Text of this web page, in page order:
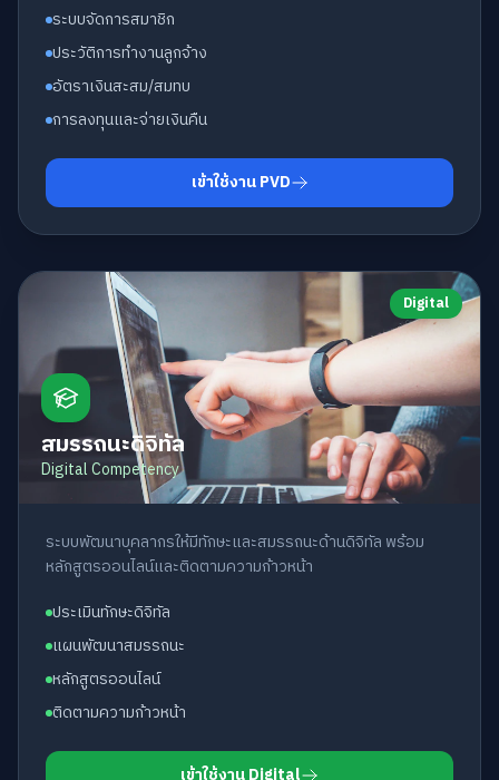
ระบบจัดการสมาชิก
ประวัติการทำงานลูกจ้าง
อัตราเงินสะสม/สมทบ
การลงทุนและจ่ายเงินคืน
เข้าใช้งาน PVD
Digital
สมรรถนะดิจิทัล
Digital Competency
ระบบพัฒนาบุคลากรให้มีทักษะและสมรรถนะด้านดิจิทัล พร้อม
หลักสูตรออนไลน์และติดตามความก้าวหน้า
ประเมินทักษะดิจิทัล
แผนพัฒนาสมรรถนะ
หลักสูตรออนไลน์
ติดตามความก้าวหน้า